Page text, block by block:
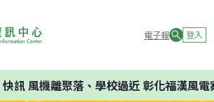
電子報 登入
快訊風機離聚落、學校過近 彰化福漢風電